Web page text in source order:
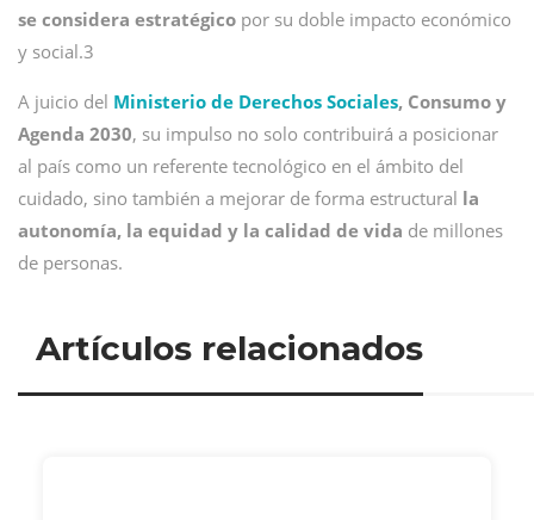
se considera estratégico por su doble impacto económico
y social.3
A juicio del Ministerio de Derechos Sociales, Consumo y
Agenda 2030, su impulso no solo contribuirá a posicionar
al país como un referente tecnológico en el ámbito del
cuidado, sino también a mejorar de forma estructural la
autonomía, la equidad y la calidad de vida de millones
de personas.
Artículos relacionados